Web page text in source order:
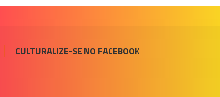
CULTURALIZE-SE NO FACEBOOK